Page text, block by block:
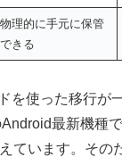
物理的に手元に保管
できる
を使った移行が
最新機種
ています。その